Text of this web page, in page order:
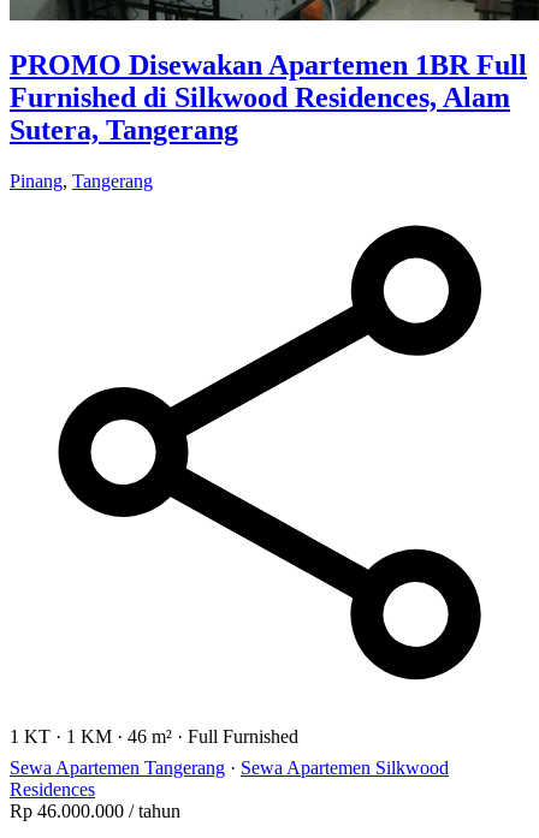
PROMO Disewakan Apartemen 1BR Full
Furnished di Silkwood Residences, Alam
Sutera, Tangerang
Pinang, Tangerang
1 KT · 1 KM · 46 m² · Full Furnished
Sewa Apartemen Tangerang · Sewa Apartemen Silkwood
Residences
Rp 46.000.000 / tahun